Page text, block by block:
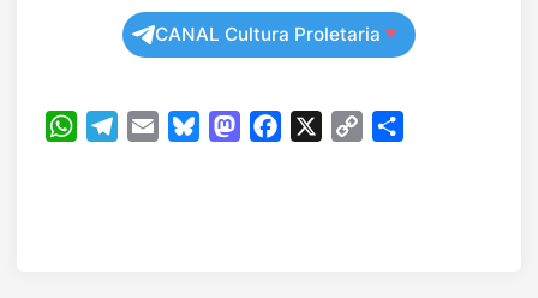
CANAL Cultura Proletaria
WhatsAppTelegram
Email BlueskyMastodonFacebook
Copy